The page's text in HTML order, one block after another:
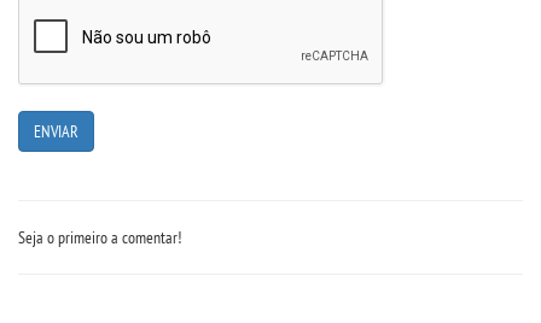
REPOSITÃ³RIO
BIBLIOTECA
Seja o primeiro a comentar!